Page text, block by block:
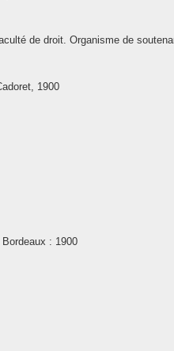
de droit. Organisme de
1900
: 1900